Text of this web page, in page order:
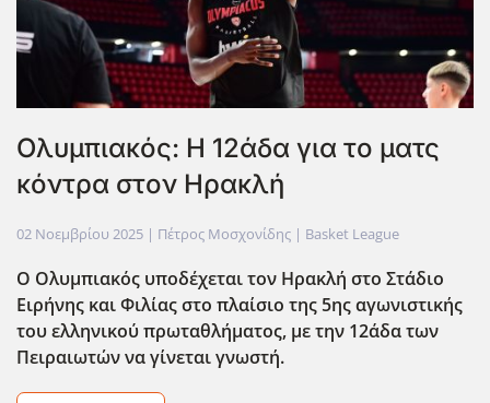
Ολυμπιακός: Η 12άδα για το ματς
κόντρα στον Ηρακλή
02 Νοεμβρίου 2025 | Πέτρος Μοσχονίδης | Basket League
Ο Ολυμπιακός υποδέχεται τον Ηρακλή στο Στάδιο
Ειρήνης και Φιλίας στο πλαίσιο της 5ης αγωνιστικής
του ελληνικού πρωταθλήματος, με την 12άδα των
Πειραιωτών να γίνεται γνωστή.